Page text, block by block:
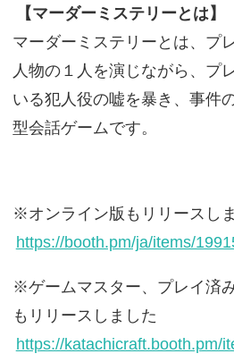
【マーダーミステリーとは】
マーダーミステリーとは、プ
人物の１人を演じながら、プ
いる犯人役の嘘を暴き、事件
型会話ゲームです。
※オンライン版もリリースしま
https://booth.pm/ja/items/
※ゲームマスター、プレイ済
もリリースしました
https://katachicraft.booth.pm/